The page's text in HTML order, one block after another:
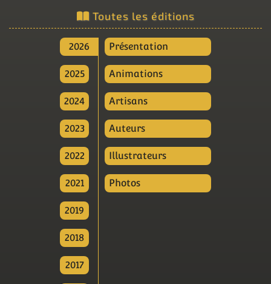
Toutes les éditions
2026
2025
2024
2023
2022
2021
2019
2018
2017
Présentation
Animations
Artisans
Auteurs
Illustrateurs
Photos